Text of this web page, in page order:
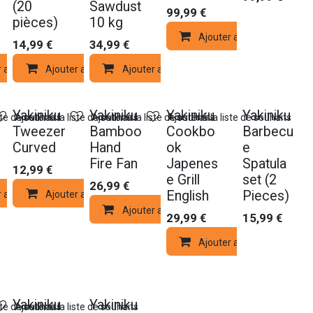
panier
(20
pièces)
14,99 €
Ajouter au panier
Sawdust
10 kg
34,99 €
Ajouter au panier
99,99 €
Ajouter au panier
panier
Nouveau !
Yakiniku
Tweezer
Curved
12,99 €
Ajouter au panier
de souhaits
Yakiniku
Bamboo
Hand
Fire Fan
26,99 €
Ajouter au panier
Ajouter à la liste de souhaits
Yakiniku
Cookbo
ok
Japenes
e Grill
English
29,99 €
Ajouter au panier
Ajouter à la liste de souhaits
Yakiniku
Barbecu
e
Spatula
set (2
Pieces)
15,99 €
Ajouter à la liste de souhaits
Yakiniku
de souhaits
Yakiniku
Ajouter à la liste de souhaits